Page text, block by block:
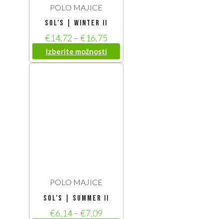
POLO MAJICE
SOL’S | Winter II
€14,72 –€16,75
Izberite možnosti
POLO MAJICE
SOL’S | Summer II
€6,14–€7,09